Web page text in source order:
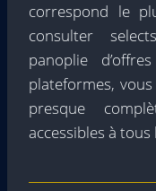
correspond le
consulter
panoplie
plateformes,
presque
accessibles à